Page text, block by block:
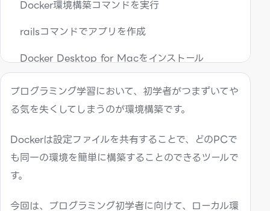
Docker環境構築コマンドを実行
railsコマンドでアプリを作成
Docker Desktop for Macをインストール
Dockerを立ち上げる
データベースを作成する
config/database.yml（抜粋）
トップページを編集してみる
プログラミング学習において、初学者がつまずいてや
る気を失くしてしまうのが環境構築です。
Dockerは設定ファイルを共有することで、どのPCで
も同一の環境を簡単に構築することのできるツールで
す。
今回は、プログラミング初学者に向けて、ローカル環